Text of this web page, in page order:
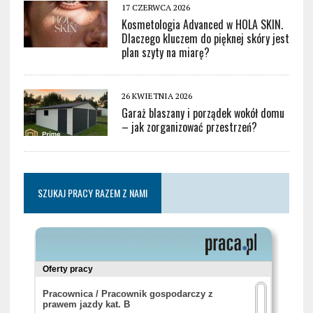
17 CZERWCA 2026
Kosmetologia Advanced w HOLA SKIN.
Dlaczego kluczem do pięknej skóry jest
plan szyty na miarę?
26 KWIETNIA 2026
Garaż blaszany i porządek wokół domu
– jak zorganizować przestrzeń?
SZUKAJ PRACY RAZEM Z NAMI